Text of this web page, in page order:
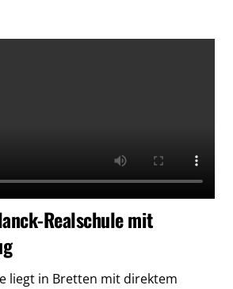
Realschule mit
liegt in Bretten mit direktem